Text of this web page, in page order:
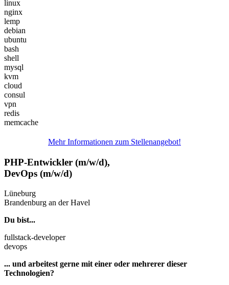
linux
nginx
lemp
debian
ubuntu
bash
shell
mysql
kvm
cloud
consul
vpn
redis
memcache
Mehr Informationen zum Stellenangebot!
PHP-Entwickler (m/w/d),
DevOps (m/w/d)
Lüneburg
Brandenburg an der Havel
Du bist...
fullstack-developer
devops
... und arbeitest gerne mit einer oder mehrerer dieser
Technologien?